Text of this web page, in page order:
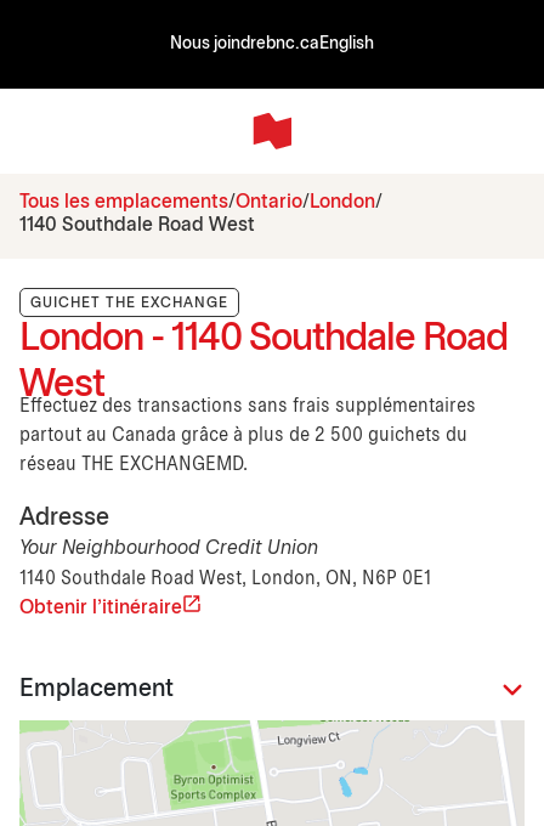
Nous joindrebnc.ca English
Tous les emplacements Ontario London
1140 Southdale Road West
GUICHET THE EXCHANGE
London - 1140 Southdale Road
West
Effectuez des transactions sans frais supplémentaires
partout au Canada grâce à plus de 2 500 guichets du
réseau THE EXCHANGEMD.
Adresse
Your Neighbourhood Credit Union
1140 Southdale Road West, London, ON, N6P 0E1
Obtenir l'itinéraire
Emplacement